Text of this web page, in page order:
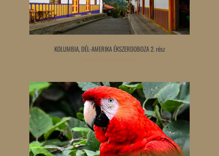
KOLUMBIA, DÉL-AMERIKA ÉKSZERDOBOZA 2. rész